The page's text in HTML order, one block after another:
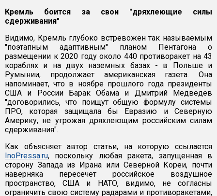
Кремль боится за свои "дряхлеющие силы
сдерживания"
Видимо, Кремль глубоко встревожен так называемым
"поэтапным адаптивным" планом Пентагона о
размещении к 2020 году около 440 противоракет на 43
кораблях и на двух наземных базах - в Польше и
Румынии, продолжает американская газета. Она
напоминает, что в ноябре прошлого года президенты
США и России Барак Обама и Дмитрий Медведев
"договорились, что поищут общую формулу системы
ПРО, которая защищала бы Евразию и Северную
Америку, не угрожая дряхлеющим российским силам
сдерживания".
Как объясняет автор статьи, на которую ссылается
InoPressa.ru, поскольку любая ракета, запущенная в
сторону Запада из Ирана или Северной Кореи, почти
наверняка пересечет российское воздушное
пространство, США и НАТО, видимо, не согласны
ограничить свою систему радарами и противоракетами,